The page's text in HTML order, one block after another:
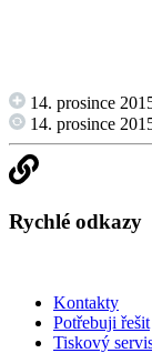
14. prosince
14. prosince
Rychlé odkazy
Kontakty
Potřebuji řešit
Tiskový